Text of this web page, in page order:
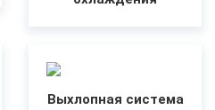
Выхлопная система